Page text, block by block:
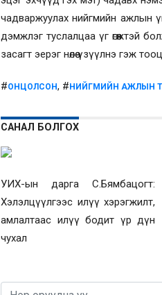
чадваржуулах нийгмийн ажлын
дэмжлэг туслалцаа үг өгөөжтэй
засагт эерэг нөлөө үзүүлнэ гэж
#ОНЦОЛСОН, # НИЙГМИЙН АЖЛЫН
САНАЛ БОЛГОХ
УИХ-ын дарга С.Бямбацогт:
Хэлэлцүүлгээс илүү хэрэгжилт,
амлалтаас илүү бодит үр дүн
чухал